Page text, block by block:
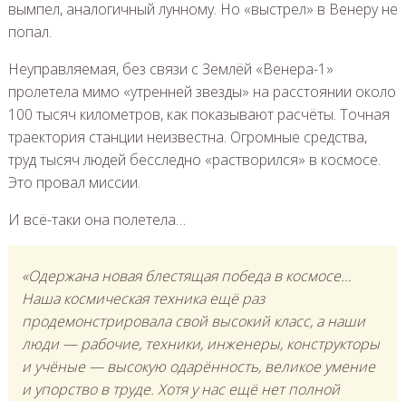
вымпел, аналогичный лунному. Но «выстрел» в Венеру не
попал.
Неуправляемая, без связи с Землёй «Венера-1»
пролетела мимо «утренней звезды» на расстоянии около
100 тысяч километров, как показывают расчёты. Точная
траектория станции неизвестна. Огромные средства,
труд тысяч людей бесследно «растворился» в космосе.
Это провал миссии.
И всё-таки она полетела…
«Одержана новая блестящая победа в космосе…
Наша космическая техника ещё раз
продемонстрировала свой высокий класс, а наши
люди — рабочие, техники, инженеры, конструкторы
и учёные — высокую одарённость, великое умение
и упорство в труде. Хотя у нас ещё нет полной